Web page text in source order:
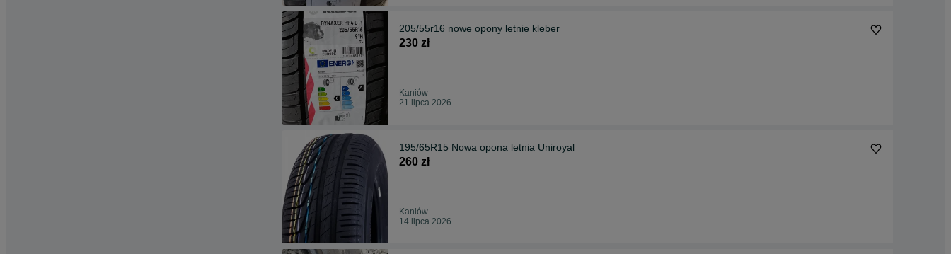
205/55r16 nowe opony letnie kleber
230 zł
Kaniów
21 lipca 2026
195/65R15 Nowa opona letnia Uniroyal
260 zł
Kaniów
14 lipca 2026